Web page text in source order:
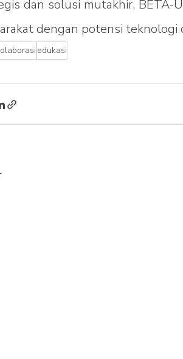
dan solusi mutakhir, BETA-
dengan potensi teknologi
edukasi